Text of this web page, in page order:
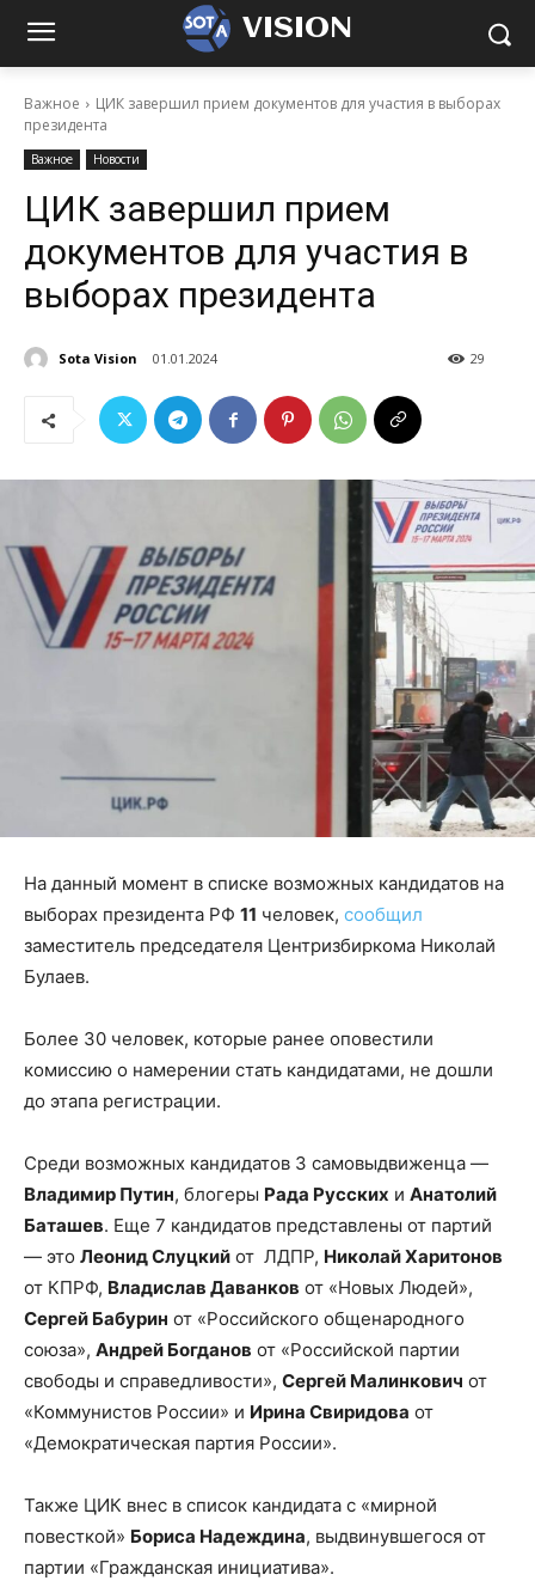
VISION
Важное
ЦИК завершил прием документов для участия в выборах
президента
Важное Новости
ЦИК завершил прием
документов для участия в
выборах президента
Sota Vision 01.01.2024 29
На данный момент в списке возможных кандидатов на
выборах президента РФ 11 человек, сообщил
заместитель председателя Центризбиркома Николай
Булаев.
Более 30 человек, которые ранее оповестили
комиссию о намерении стать кандидатами, не дошли
до этапа регистрации.
Среди возможных кандидатов 3 самовыдвиженца —
Владимир Путин, блогеры Рада Русских и Анатолий
Баташев. Еще 7 кандидатов представлены от партий
— это Леонид Слуцкий от ЛДПР, Николай Харитонов
от КПРФ, Владислав Даванков от «Новых Людей»,
Сергей Бабурин от «Российского общенародного
союза», Андрей Богданов от «Российской партии
свободы и справедливости», Сергей Малинкович от
«Коммунистов России» и Ирина Свиридова от
«Демократическая партия России».
Также ЦИК внес в список кандидата с «мирной
повесткой» Бориса Надеждина, выдвинувшегося от
партии «Гражданская инициатива».